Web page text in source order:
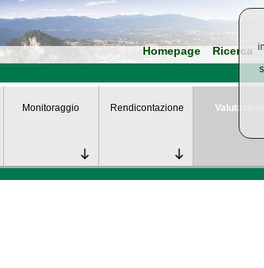
Homepage Ricerca
Monitoraggio Rendicontazione Valutazione